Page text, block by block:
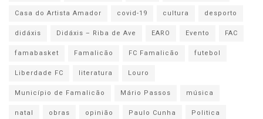
Casa do Artista Amador
covid-19 cultura
desporto
didáxis
Didáxis – Riba de Ave EARO Evento
FAC
famabasket
Famalicão FC Famalicão
futebol
Liberdade FC
literatura
Louro
Município de Famalicão
Mário Passos
música
natal
obras opinião Paulo Cunha
Politica